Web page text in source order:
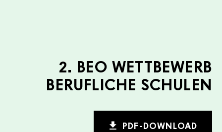
2. BEO WETTBEWERB
BERUFLICHE SCHULEN
PDF-DOWNLOAD